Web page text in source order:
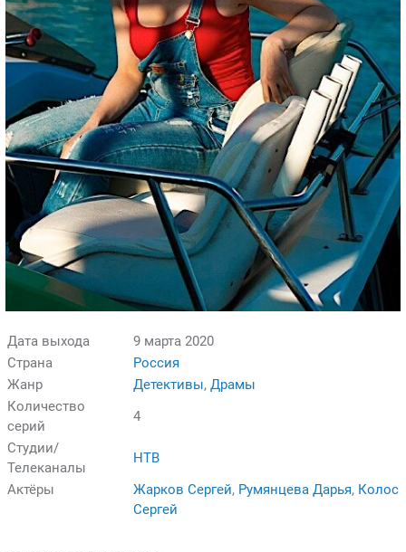
Дата выхода
9 марта 2020
Страна
Россия
Жанр
Детективы, Драмы
Количество
серий
4
Студии/
Телеканалы
НТВ
Актёры
Жарков Сергей, Румянцева Дарья, Колос
Сергей